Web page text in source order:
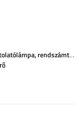
rendszámtábla